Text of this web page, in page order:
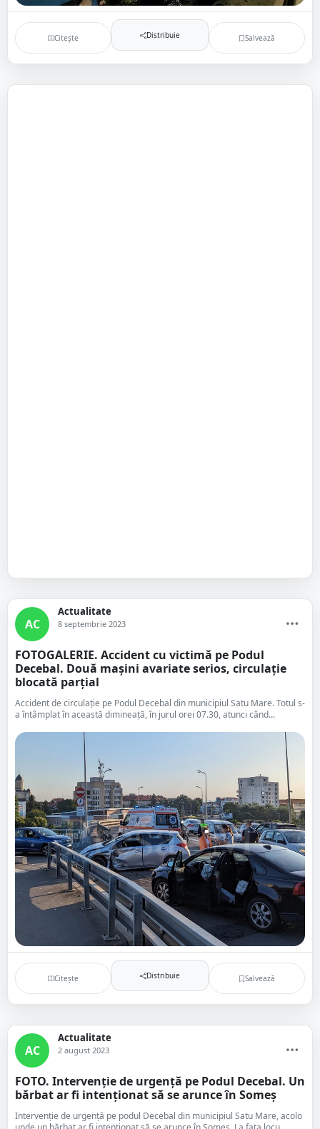
Citește Distribuie Salvează
AC
Actualitate
8 septembrie 2023
FOTOGALERIE. Accident cu victimă pe Podul
Decebal. Două mașini avariate serios, circulație
blocată parțial
Accident de circulație pe Podul Decebal din municipiul Satu Mare. Totul s-
a întâmplat în această dimineață, în jurul orei 07.30, atunci când...
Citește Distribuie Salvează
AC
Actualitate
2 august 2023
FOTO. Intervenție de urgență pe Podul Decebal. Un
bărbat ar fi intenționat să se arunce în Someș
Intervenție de urgență pe podul Decebal din municipiul Satu Mare, acolo